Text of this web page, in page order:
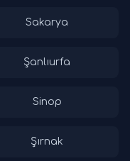
Sakarya
Şanlıurfa
Sinop
Şırnak